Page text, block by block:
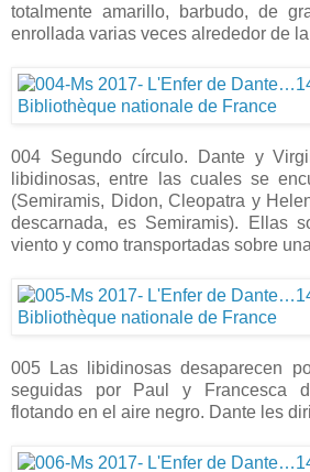
totalmente amarillo, barbudo, de
enrollada varias veces alrededor de
004 Segundo círculo. Dante y
libidinosas, entre las cuales se
(Semiramis, Didon, Cleopatra y
descarnada, es Semiramis). Ellas
viento y como transportadas sobre
005 Las libidinosas desaparecen
seguidas por Paul y Francesca
flotando en el aire negro. Dante les